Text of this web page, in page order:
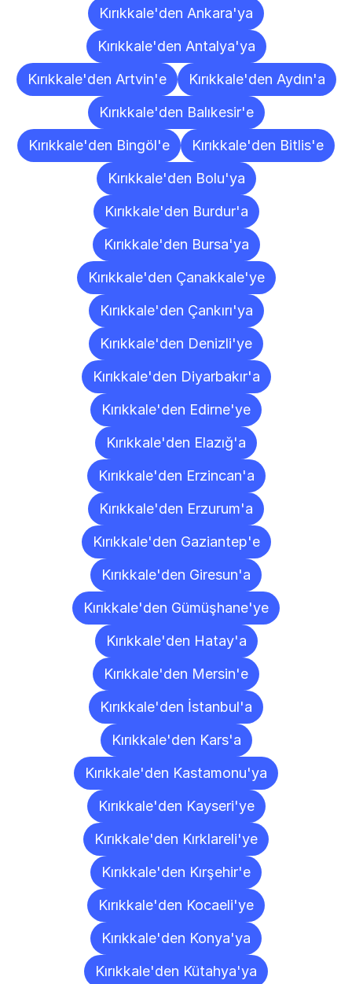
Kırıkkale'den Ankara'ya
Kırıkkale'den Antalya'ya
Kırıkkale'den Artvin'e
Kırıkkale'den Aydın'a
Kırıkkale'den Balıkesir'e
Kırıkkale'den Bingöl'e
Kırıkkale'den Bitlis'e
Kırıkkale'den Bolu'ya
Kırıkkale'den Burdur'a
Kırıkkale'den Bursa'ya
Kırıkkale'den Çanakkale'ye
Kırıkkale'den Çankırı'ya
Kırıkkale'den Denizli'ye
Kırıkkale'den Diyarbakır'a
Kırıkkale'den Edirne'ye
Kırıkkale'den Elazığ'a
Kırıkkale'den Erzincan'a
Kırıkkale'den Erzurum'a
Kırıkkale'den Gaziantep'e
Kırıkkale'den Giresun'a
Kırıkkale'den Gümüşhane'ye
Kırıkkale'den Hatay'a
Kırıkkale'den Mersin'e
Kırıkkale'den İstanbul'a
Kırıkkale'den Kars'a
Kırıkkale'den Kastamonu'ya
Kırıkkale'den Kayseri'ye
Kırıkkale'den Kırklareli'ye
Kırıkkale'den Kırşehir'e
Kırıkkale'den Kocaeli'ye
Kırıkkale'den Konya'ya
Kırıkkale'den Kütahya'ya